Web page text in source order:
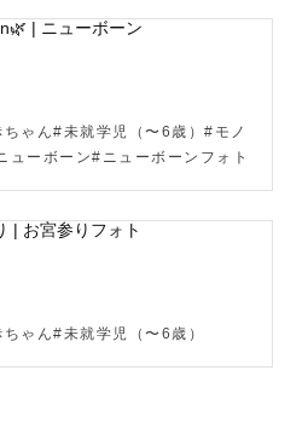
ゃん#未就学児（〜6歳）#モノ
ューボーン#ニューボーンフォト
ゃん#未就学児（〜6歳）